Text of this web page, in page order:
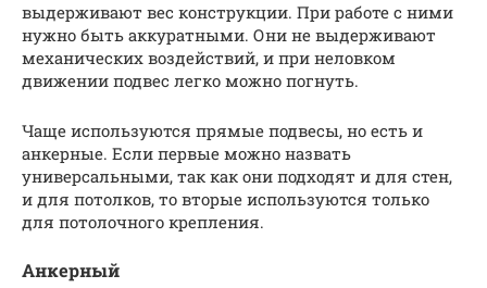
выдерживают вес конструкции. При работе с ними
нужно быть аккуратными. Они не выдерживают
механических воздействий, и при неловком
движении подвес легко можно погнуть.
Чаще используются прямые подвесы, но есть и
анкерные. Если первые можно назвать
универсальными, так как они подходят и для стен,
и для потолков, то вторые используются только
для потолочного крепления.
Анкерный